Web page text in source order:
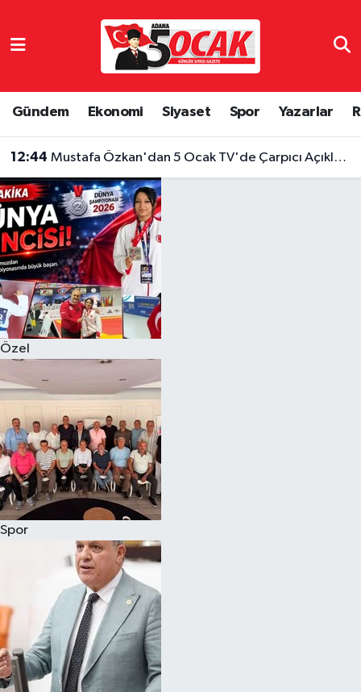
Gündem Ekonomi Siyaset Spor Yazarlar
12:44 Mustafa Özkan'dan 5 Ocak TV'de Çarpıcı Açıklamalar "Hukuki Mücadeleyi Sonuna Kadar Sürdüreceğiz"
Özel
Spor
Dünya
Eğitim
Ekonomi
Gündem
Magazin
Özel
Resmi İlanlar
Sağlık
Siyaset
Spor
Yaşam
Yerel Yönetimler
Hava Durumu
Tüm Manşetler
Son Dakika Haberleri
Haber Arşivi